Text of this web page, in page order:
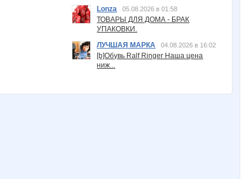
Lonza
05.08.2026 в 01:58
ТОВАРЫ ДЛЯ ДОМА - БРАК
УПАКОВКИ.
ЛУЧШАЯ МАРКА
04.08.2026 в 16:02
[b]Обувь Ralf Ringer Наша цена
ниж...